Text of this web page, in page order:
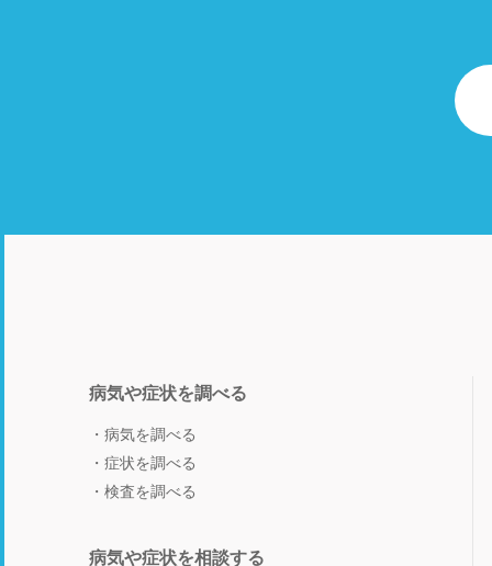
病気や症状を調べる
病気を調べる
症状を調べる
検査を調べる
病気や症状を相談する